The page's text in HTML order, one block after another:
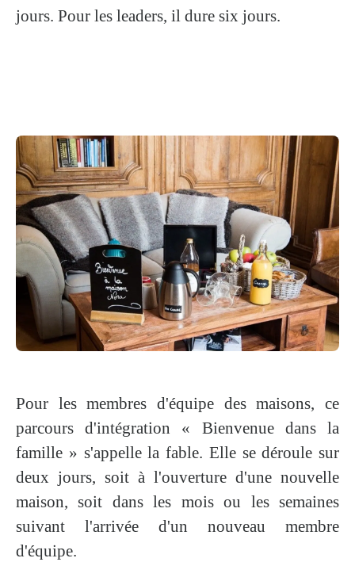
jours. Pour les leaders, il dure six jours.
Pour lesmembres d'équipe des maisons, ce
parcours d'intégration « Bienvenue dans la
famille » s'appellela fable. Elle se déroule sur
deux jours, soit à l'ouverture d'une nouvelle
maison, soit dans les mois ou les semaines
suivant l'arrivée d'un nouveau membre
d'équipe.